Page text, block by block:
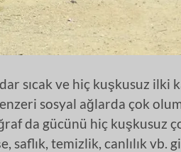
sıcak ve hiç kuşkusuz
sosyal ağlarda çok
da gücünü hiç kuşkusuz
saflık, temizlik, canlılık vb.